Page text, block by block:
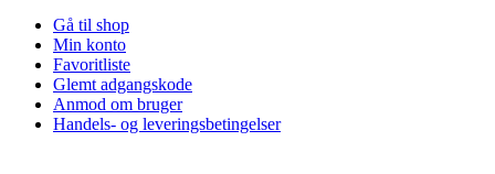
Gå til shop
Min konto
Favoritliste
Glemt adgangskode
Anmod om bruger
Handels- og leveringsbetingelser